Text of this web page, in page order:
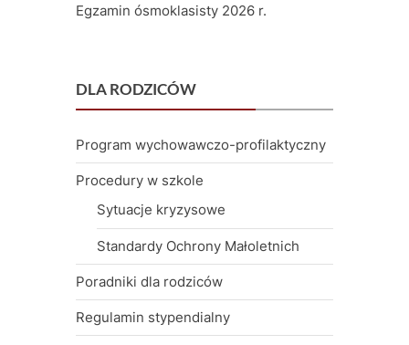
Egzamin ósmoklasisty 2026 r.
DLA RODZICÓW
Program wychowawczo-profilaktyczny
Procedury w szkole
Sytuacje kryzysowe
Standardy Ochrony Małoletnich
Poradniki dla rodziców
Regulamin stypendialny